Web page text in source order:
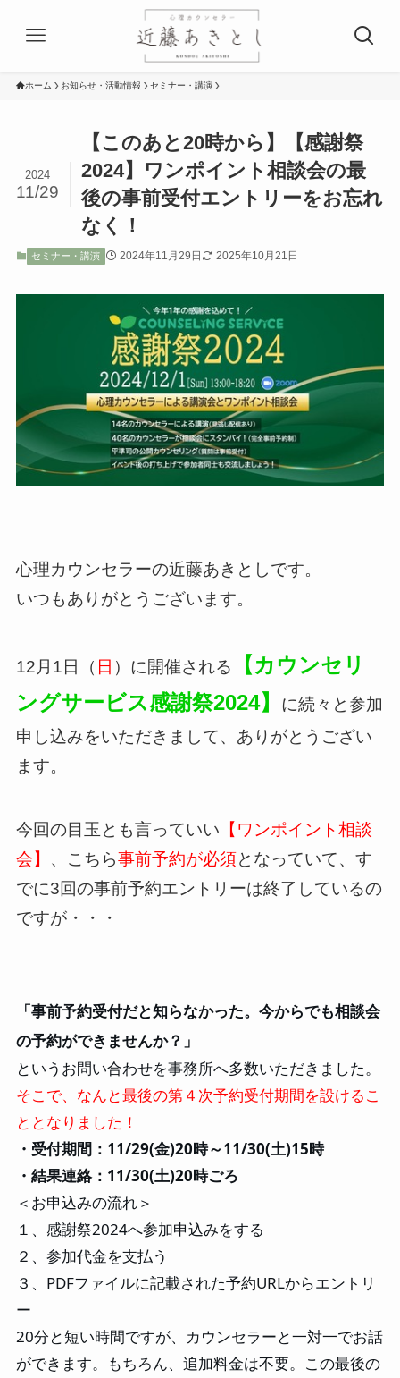
ホーム お知らせ・活動情報 セミナー・講演
【このあと20時から】【感謝祭
2024】ワンポイント相談会の最
後の事前受付エントリーをお忘れ
なく！
2024
11/29
セミナー・講演 2024年11月29日 2025年10月21日
心理カウンセラーの近藤あきとしです。
いつもありがとうございます。
12月1日（ 日 ）に開催される
【カウンセリ
ングサービス感謝祭2024】
に続々と参加
申し込みをいただきまして、ありがとうござい
ます。
今回の目玉とも言っていい 【ワンポイント相談
会】 、こちら事前予約が必須となっていて、す
でに3回の事前予約エントリーは終了しているの
ですが・・・
「事前予約受付だと知らなかった。今からでも相談会
の予約ができませんか？」
というお問い合わせを事務所へ多数いただきました。
そこで、なんと最後の第４次予約受付期間を設けるこ
ととなりました！
・受付期間：11/29(金)20時～11/30(土)15時
・結果連絡：11/30(土)20時ごろ
＜お申込みの流れ＞
１、感謝祭2024へ参加申込みをする
２、参加代金を支払う
３、PDFファイルに記載された予約URLからエントリ
ー
20分と短い時間ですが、カウンセラーと一対一でお話
ができます。もちろん、追加料金は不要。この最後の